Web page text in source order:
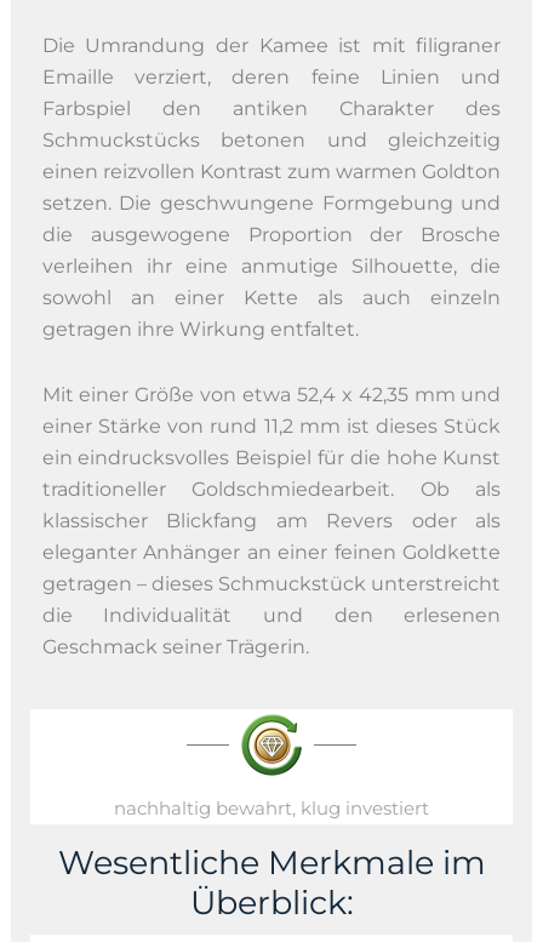
Die Umrandung der Kamee ist mit filigraner
Emaille verziert, deren feine Linien und
Farbspiel den antiken Charakter des
Schmuckstücks betonen und gleichzeitig
einen reizvollen Kontrast zum warmen Goldton
setzen. Die geschwungene Formgebung und
die ausgewogene Proportion der Brosche
verleihen ihr eine anmutige Silhouette, die
sowohl an einer Kette als auch einzeln
getragen ihre Wirkung entfaltet.
Mit einer Größe von etwa 52,4 x 42,35 mm und
einer Stärke von rund 11,2 mm ist dieses Stück
ein eindrucksvolles Beispiel für die hohe Kunst
traditioneller Goldschmiedearbeit. Ob als
klassischer Blickfang am Revers oder als
eleganter Anhänger an einer feinen Goldkette
getragen – dieses Schmuckstück unterstreicht
die Individualität und den erlesenen
Geschmack seiner Trägerin.
nachhaltig bewahrt, klug investiert
Wesentliche Merkmale im
Überblick: